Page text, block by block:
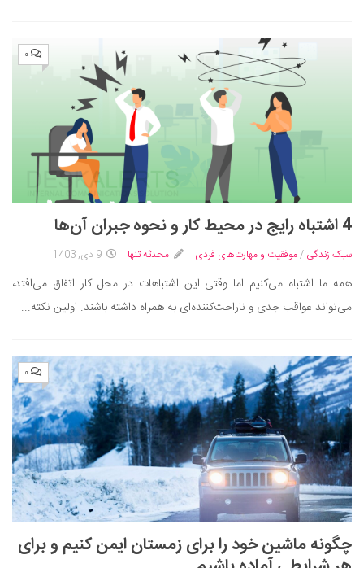
فال
مسابقه
۰
4 اشتباه رایج در محیط کار و نحوه جبران آن‌ها
سبک زندگی /موفقیت و مهارت‌های فردی محدثه تنها 9 دی, 1403
همه ما اشتباه می‌کنیم اما وقتی این اشتباهات در محل کار اتفاق می‌افتد،
می‌تواند عواقب جدی و ناراحت‌کننده‌ای به همراه داشته باشند. اولین نکته...
۰
چگونه ماشین خود را برای زمستان ایمن کنیم و برای